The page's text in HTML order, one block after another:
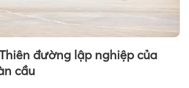
đường lập nghiệp của
cầu